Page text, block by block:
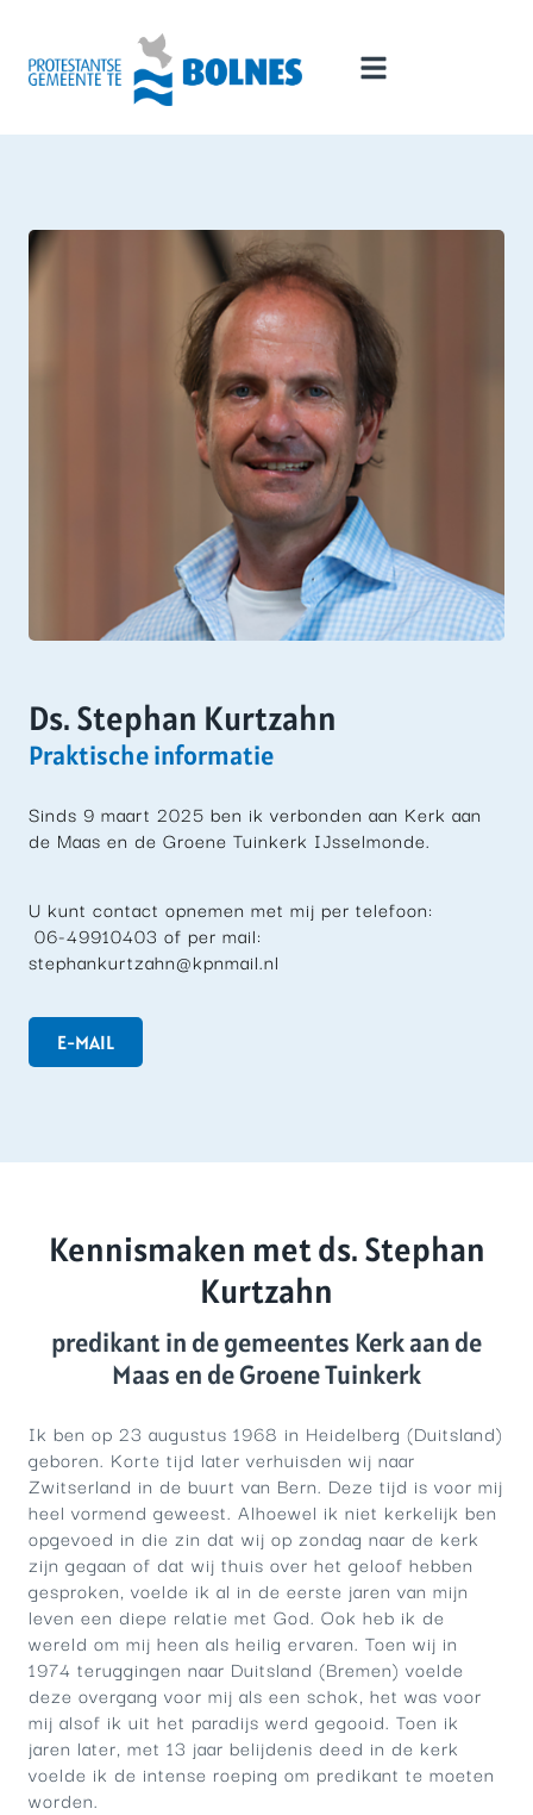
Ds. Stephan Kurtzahn
Praktische informatie
Sinds 9 maart 2025 ben ik verbonden aan Kerk aan
de Maas en de Groene Tuinkerk IJsselmonde.
U kunt contact opnemen met mij per telefoon:
06-49910403 of per mail:
stephankurtzahn@kpnmail.nl
E-MAIL
Kennismaken met ds. Stephan
Kurtzahn
predikant in de gemeentes Kerk aan de
Maas en de Groene Tuinkerk
Ik ben op 23 augustus 1968 in Heidelberg (Duitsland)
geboren. Korte tijd later verhuisden wij naar
Zwitserland in de buurt van Bern. Deze tijd is voor mij
heel vormend geweest. Alhoewel ik niet kerkelijk ben
opgevoed in die zin dat wij op zondag naar de kerk
zijn gegaan of dat wij thuis over het geloof hebben
gesproken, voelde ik al in de eerste jaren van mijn
leven een diepe relatie met God. Ook heb ik de
wereld om mij heen als heilig ervaren. Toen wij in
1974 teruggingen naar Duitsland (Bremen) voelde
deze overgang voor mij als een schok, het was voor
mij alsof ik uit het paradijs werd gegooid. Toen ik
jaren later, met 13 jaar belijdenis deed in de kerk
voelde ik de intense roeping om predikant te moeten
worden.